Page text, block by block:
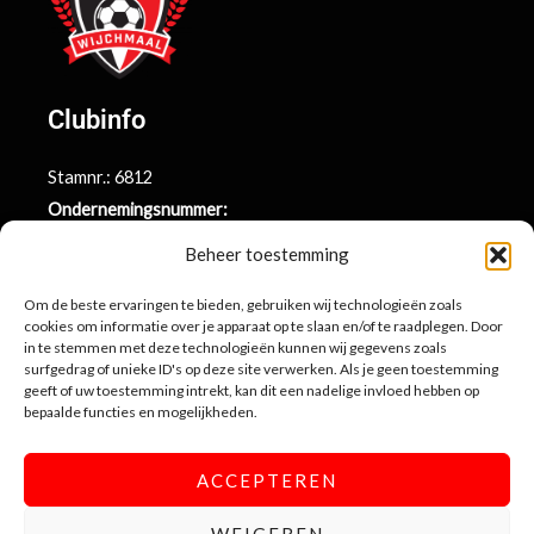
Beheer toestemming
Om de beste ervaringen te bieden, gebruiken wij technologieën zoals
cookies om informatie over je apparaat op te slaan en/of te raadplegen. Door
in te stemmen met deze technologieën kunnen wij gegevens zoals
surfgedrag of unieke ID's op deze site verwerken. Als je geen toestemming
geeft of uw toestemming intrekt, kan dit een nadelige invloed hebben op
bepaalde functies en mogelijkheden.
ACCEPTEREN
Clubinfo
Stamnr.: 6812
Ondernemingsnummer:
BE71 9731 6439 9169
Contactinformatie